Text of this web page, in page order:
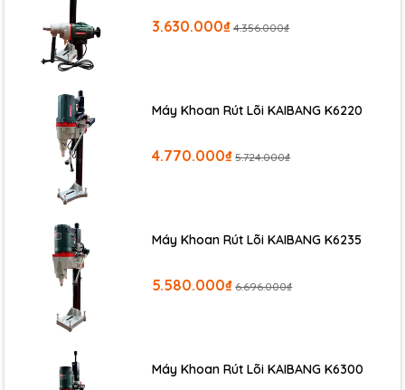
Kích thủy lực 2 chiều, hay còn gọi là kích thủy lực 2 đường dầu,
thường được đánh mã Model là FCY hoặc
cấu tạo với hệ thống piston 2 chiều, giúp hồi hành trình nhanh
hơn, thường được thiết kế cho những dòng kích có tải trọng
lớn, cần hành trình dài hơn so với kích thủy lực 1 chiều. Kích thủy
lực 2 chiều cần được sử dụng với bơm tay, bơm điện 2 đường
3.630.000₫ 4.356.000₫
Máy Khoan Rút Lõi KAIBANG K6220
4.770.000₫ 5.724.000₫
Máy Khoan Rút Lõi KAIBANG K6235
5.580.000₫ 6.696.000₫
Máy Khoan Rút Lõi KAIBANG K6300